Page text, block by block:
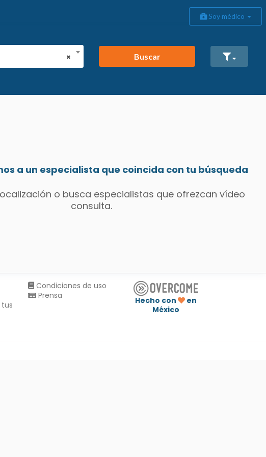
Soy médico
×
Buscar
a un especialista que coincida con tu búsqueda
o busca especialistas que ofrezcan vídeo
consulta.
Condiciones de uso
Prensa
Hecho con
en
México